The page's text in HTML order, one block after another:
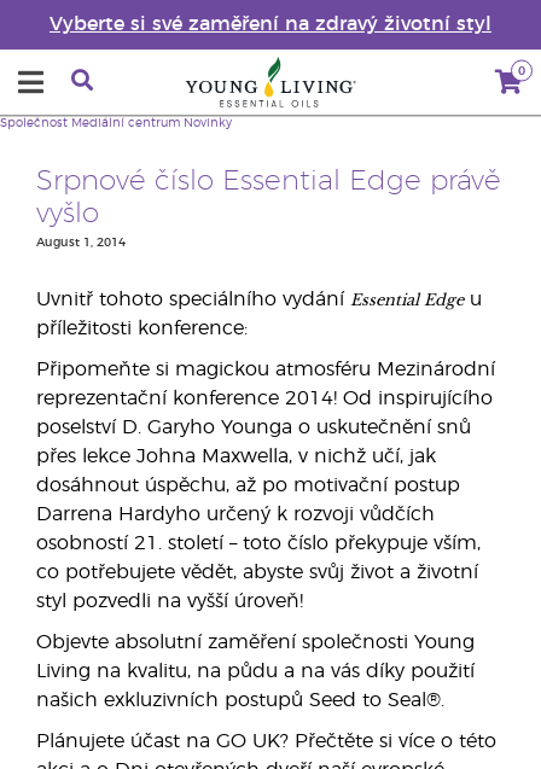
Vyberte si své zaměření na zdravý životní styl
0
Společnost Mediální centrum Novinky
Srpnové číslo Essential Edge právě
vyšlo
August 1, 2014
Uvnitř tohoto speciálního vydání Essential Edgeu
příležitosti konference:
Připomeňte si magickou atmosféru Mezinárodní
reprezentační konference 2014! Od inspirujícího
poselství D. Garyho Younga o uskutečnění snů
přes lekce Johna Maxwella, v nichž učí, jak
dosáhnout úspěchu, až po motivační postup
Darrena Hardyho určený k rozvoji vůdčích
osobností 21. století – toto číslo překypuje vším,
co potřebujete vědět, abyste svůj život a životní
styl pozvedli na vyšší úroveň!
Objevte absolutní zaměření společnosti Young
Living na kvalitu, na půdu a na vás díky použití
našich exkluzivních postupů Seed to Seal®.
Plánujete účast na GO UK? Přečtěte si více o této